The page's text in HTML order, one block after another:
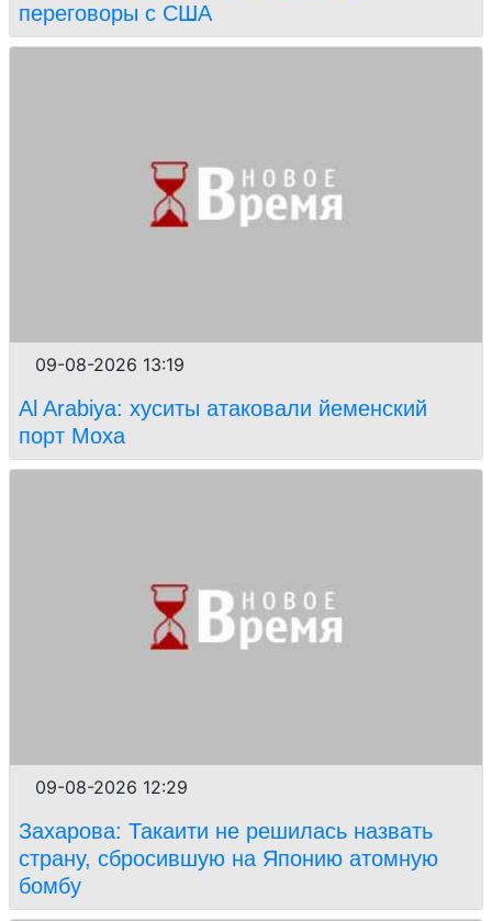
переговоры с США
09-08-2026 13:19
Al Arabiya: хуситы атаковали йеменский
порт Моха
09-08-2026 12:29
Захарова: Такаити не решилась назвать
страну, сбросившую на Японию атомную
бомбу